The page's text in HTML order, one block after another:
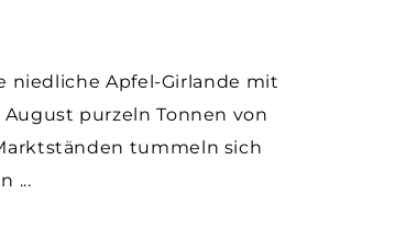
niedliche Apfel-Girlande mit
purzeln Tonnen von
tummeln sich